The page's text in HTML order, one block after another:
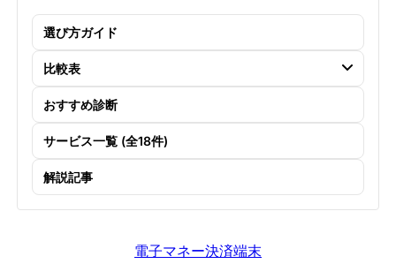
選び方ガイド
比較表
おすすめ診断
サービス一覧 (全18件)
解説記事
電子マネー決済端末